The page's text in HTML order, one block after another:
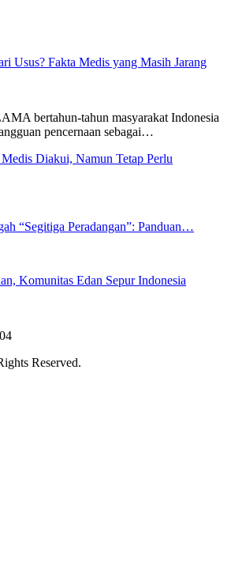
Usus? Fakta Medis yang Masih Jarang
bertahun-tahun masyarakat Indonesia
pencernaan sebagai…
Diakui, Namun Tetap Perlu
“Segitiga Peradangan”: Panduan…
Komunitas Edan Sepur Indonesia
Reserved.